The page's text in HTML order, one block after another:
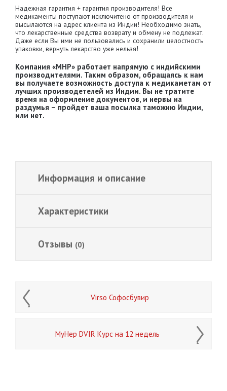
Надежная гарантия + гарантия производителя! Все
медикаменты поступают исключитено от производителя и
высылаются на адрес клиента из Индии! Необходимо знать,
что лекарственные средства возврату и обмену не подлежат.
Даже если Вы ими не пользовались и сохранили целостность
упаковки, вернуть лекарство уже нельзя!
Компания «MHP» работает напрямую с индийскими
производителями. Таким образом, обращаясь к нам
вы получаете возможность доступа к медикаметам от
лучших производетелей из Индии. Вы не тратите
время на оформление документов, и нервы на
раздумья – пройдет ваша посылка таможню Индии,
или нет.
Информация и описание
Характеристики
Отзывы (0)
Virso Софосбувир
MyHep DVIR Курс на 12 недель